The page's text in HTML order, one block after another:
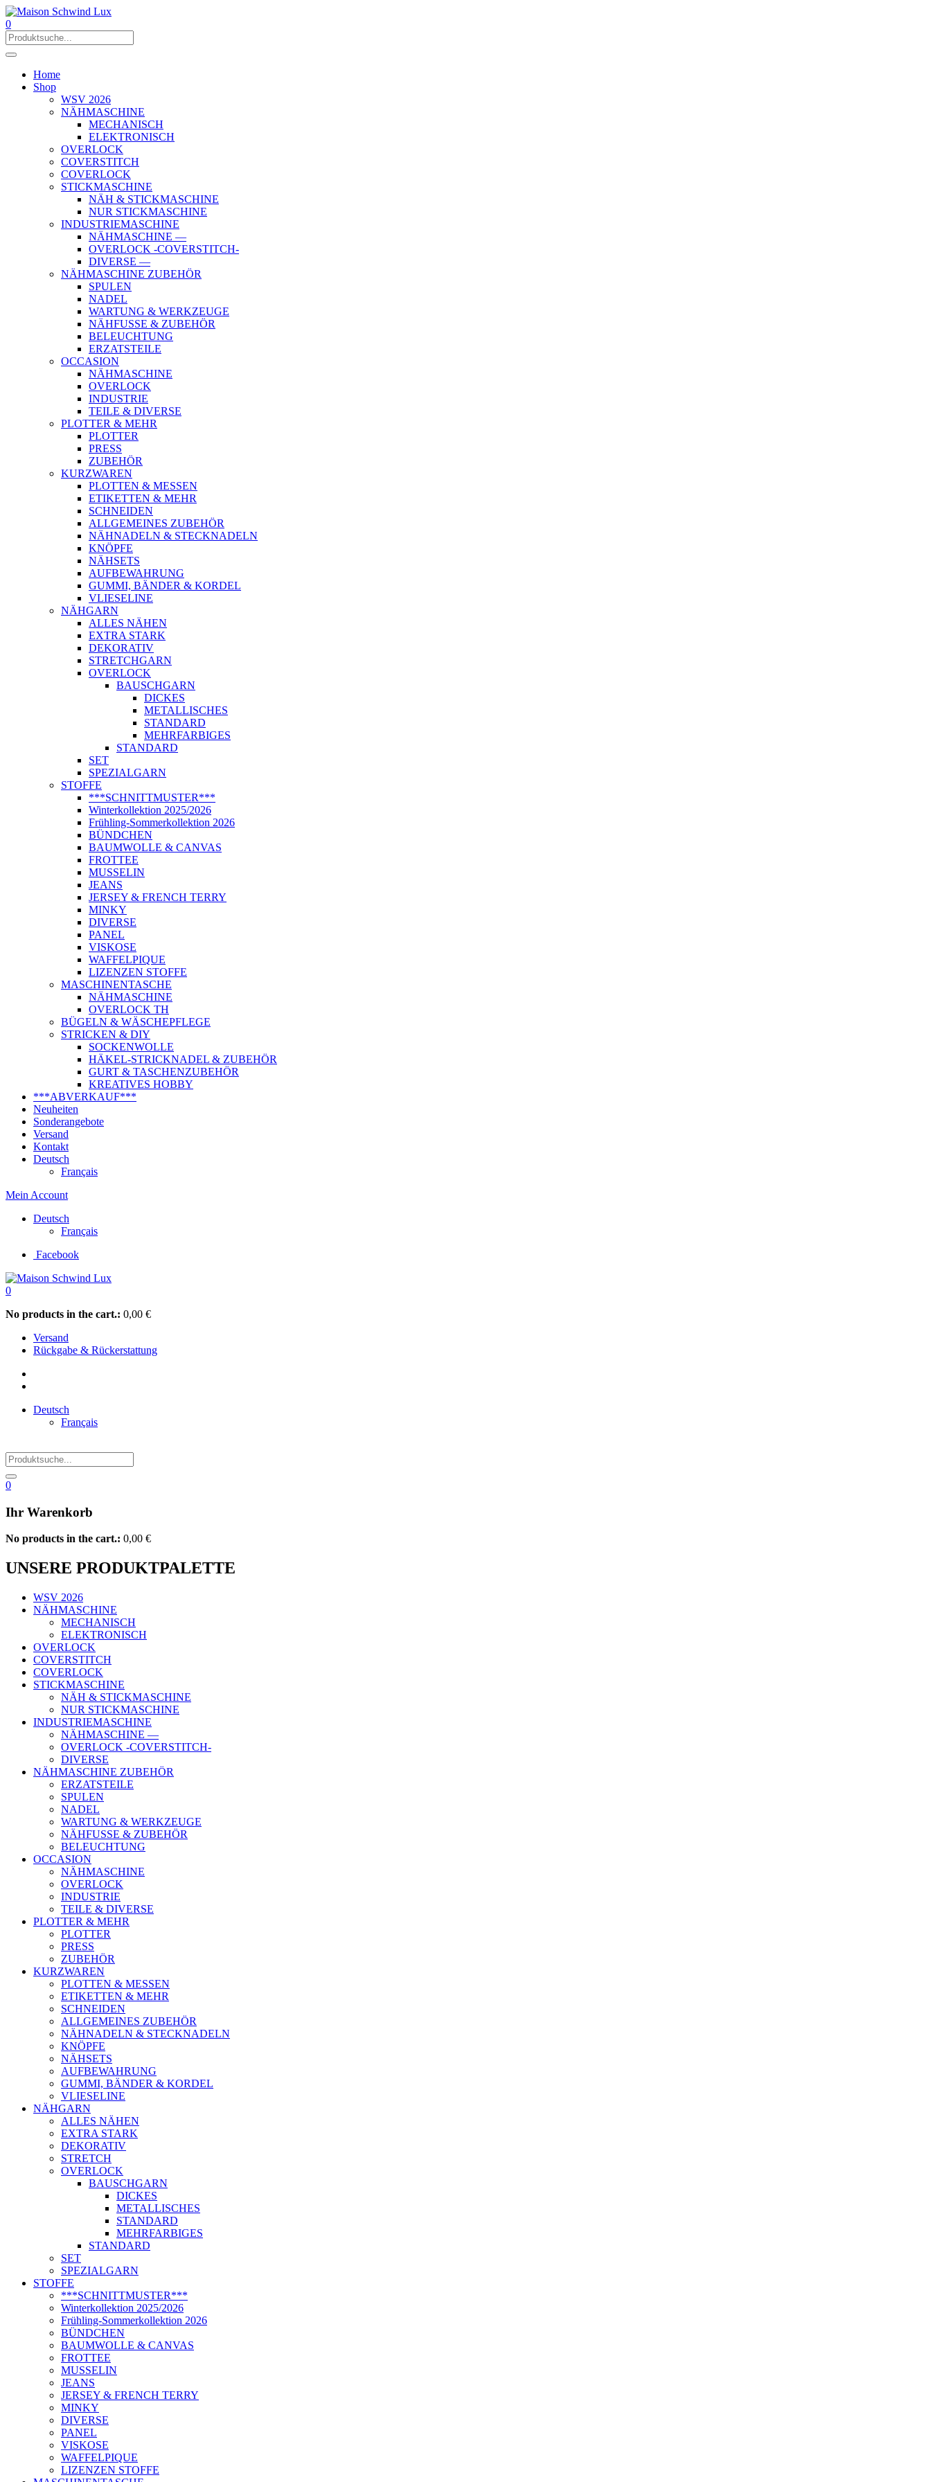
0
Home
Shop
WSV 2026
NÄHMASCHINE
MECHANISCH
ELEKTRONISCH
OVERLOCK
COVERSTITCH
COVERLOCK
STICKMASCHINE
NÄH & STICKMASCHINE
NUR STICKMASCHINE
INDUSTRIEMASCHINE
NÄHMASCHINE —
OVERLOCK -COVERSTITCH-
DIVERSE —
NÄHMASCHINE ZUBEHÖR
SPULEN
NADEL
WARTUNG & WERKZEUGE
NÄHFUSSE & ZUBEHÖR
BELEUCHTUNG
ERZATSTEILE
OCCASION
NÄHMASCHINE
OVERLOCK
INDUSTRIE
TEILE & DIVERSE
PLOTTER & MEHR
PLOTTER
PRESS
ZUBEHÖR
KURZWAREN
PLOTTEN & MESSEN
ETIKETTEN & MEHR
SCHNEIDEN
ALLGEMEINES ZUBEHÖR
NÄHNADELN & STECKNADELN
KNÖPFE
NÄHSETS
AUFBEWAHRUNG
GUMMI, BÄNDER & KORDEL
VLIESELINE
NÄHGARN
ALLES NÄHEN
EXTRA STARK
DEKORATIV
STRETCHGARN
OVERLOCK
BAUSCHGARN
DICKES
METALLISCHES
STANDARD
MEHRFARBIGES
STANDARD
SET
SPEZIALGARN
STOFFE
***SCHNITTMUSTER***
Winterkollektion 2025/2026
Frühling-Sommerkollektion 2026
BÜNDCHEN
BAUMWOLLE & CANVAS
FROTTEE
MUSSELIN
JEANS
JERSEY & FRENCH TERRY
MINKY
DIVERSE
PANEL
VISKOSE
WAFFELPIQUE
LIZENZEN STOFFE
MASCHINENTASCHE
NÄHMASCHINE
OVERLOCK TH
BÜGELN & WÄSCHEPFLEGE
STRICKEN & DIY
SOCKENWOLLE
HÄKEL-STRICKNADEL & ZUBEHÖR
GURT & TASCHENZUBEHÖR
KREATIVES HOBBY
***ABVERKAUF***
Neuheiten
Sonderangebote
Versand
Kontakt
Deutsch
Français
Mein Account
Deutsch
Français
Facebook
0
No products in the cart.: 0,00 €
Versand
Rückgabe & Rückerstattung
Deutsch
Français
0
Ihr Warenkorb
No products in the cart.: 0,00 €
UNSERE PRODUKTPALETTE
WSV 2026
NÄHMASCHINE
MECHANISCH
ELEKTRONISCH
OVERLOCK
COVERSTITCH
COVERLOCK
STICKMASCHINE
NÄH & STICKMASCHINE
NUR STICKMASCHINE
INDUSTRIEMASCHINE
NÄHMASCHINE —
OVERLOCK -COVERSTITCH-
DIVERSE
NÄHMASCHINE ZUBEHÖR
ERZATSTEILE
SPULEN
NADEL
WARTUNG & WERKZEUGE
NÄHFUSSE & ZUBEHÖR
BELEUCHTUNG
OCCASION
NÄHMASCHINE
OVERLOCK
INDUSTRIE
TEILE & DIVERSE
PLOTTER & MEHR
PLOTTER
PRESS
ZUBEHÖR
KURZWAREN
PLOTTEN & MESSEN
ETIKETTEN & MEHR
SCHNEIDEN
ALLGEMEINES ZUBEHÖR
NÄHNADELN & STECKNADELN
KNÖPFE
NÄHSETS
AUFBEWAHRUNG
GUMMI, BÄNDER & KORDEL
VLIESELINE
NÄHGARN
ALLES NÄHEN
EXTRA STARK
DEKORATIV
STRETCH
OVERLOCK
BAUSCHGARN
DICKES
METALLISCHES
STANDARD
MEHRFARBIGES
STANDARD
SET
SPEZIALGARN
STOFFE
***SCHNITTMUSTER***
Winterkollektion 2025/2026
Frühling-Sommerkollektion 2026
BÜNDCHEN
BAUMWOLLE & CANVAS
FROTTEE
MUSSELIN
JEANS
JERSEY & FRENCH TERRY
MINKY
DIVERSE
PANEL
VISKOSE
WAFFELPIQUE
LIZENZEN STOFFE